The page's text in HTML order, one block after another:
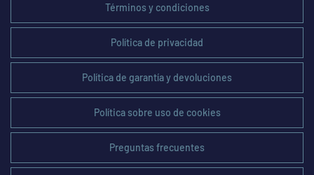
Términos y condiciones
Política de privacidad
Política de garantía y devoluciones
Política sobre uso de cookies
Preguntas frecuentes